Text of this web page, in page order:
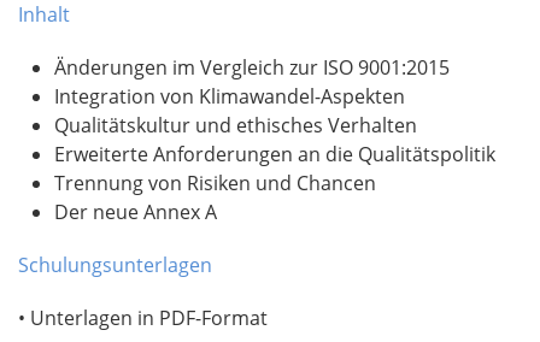
Inhalt
Änderungen im Vergleich zur ISO 9001:2015
Integration von Klimawandel-Aspekten
Qualitätskultur und ethisches Verhalten
Erweiterte Anforderungen an die Qualitätspolitik
Trennung von Risiken und Chancen
Der neue Annex A
Schulungsunterlagen
• Unterlagen in PDF-Format